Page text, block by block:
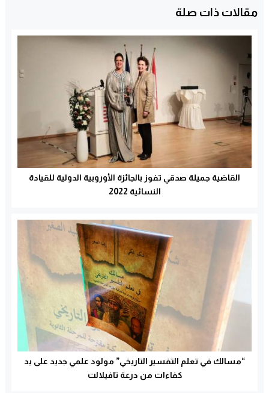
مقالات ذات صلة
القاضية جميلة صدقي تفوز بالجائزة الأوروبية الدولية للقيادة
النسائية 2022
“مسالك في تعلم التفسير التاريخي” مولود علمي جديد على يد
كفاءات من درعة تافيلالت